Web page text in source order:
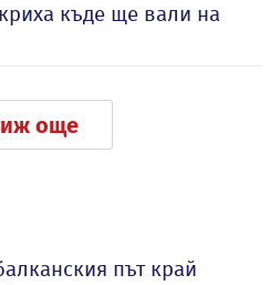
къде ще вали на
още
път край